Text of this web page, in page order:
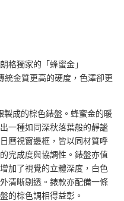
格獨家的「蜂蜜金」
統金質更高的硬度，色澤卻更
製成的棕色錶盤。蜂蜜金的暖
一種如同深秋落葉般的靜謐
曆視窗邊框，皆以同材質呼
完成度與協調性。錶盤亦值
加了視覺的立體深度，白色
清晰剔透。錶款亦配備一條
的棕色調相得益彰。